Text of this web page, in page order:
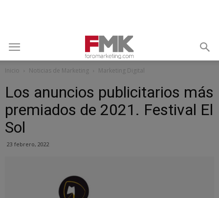
Inicio Noticias de Marketing Marketing Digital
Los anuncios publicitarios más
premiados de 2021. Festival El
Sol
23 febrero, 2022